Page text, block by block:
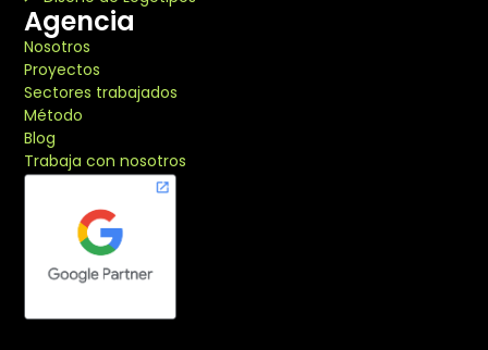
Agencia
Nosotros
Proyectos
Sectores trabajados
Método
Blog
Trabaja con nosotros